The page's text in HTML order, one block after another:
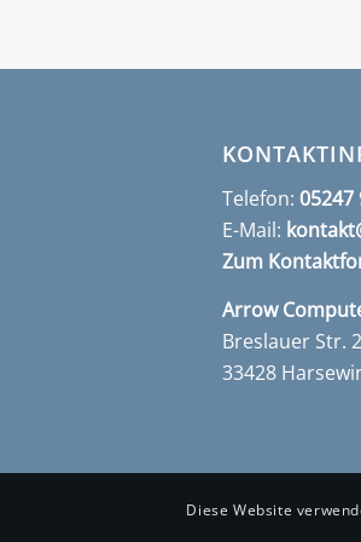
Telefon:05247
E-Mail:
Zum
Arrow
Breslauer Str.
33428
Diese Website